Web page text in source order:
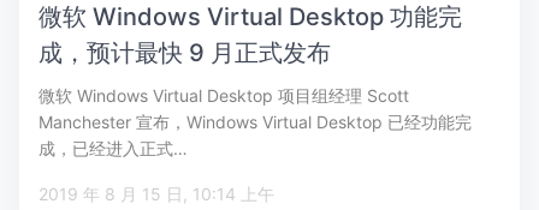
微软 Windows Virtual Desktop 功能完
成，预计最快 9 月正式发布
微软 Windows Virtual Desktop 项目组经理 Scott
Manchester 宣布，Windows Virtual Desktop 已经功能完
成，已经进入正式…
2019 年 8 月 15 日, 10:14 上午